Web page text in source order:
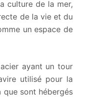
culture de la mer,
de la vie et du
un espace de
ayant un tour
utilisé pour la
que sont hébergés